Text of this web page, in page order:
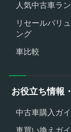
人気中古車ラ
リセールバリ
ング
車比較
お役立ち情報
中古車購入ガ
車買い換えガ